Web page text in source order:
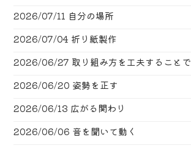
2026/07/11 自分の場所
2026/07/04 折り紙製作
2026/06/27 取り組み方を工夫することで
2026/06/20 姿勢を正す
2026/06/13 広がる関わり
2026/06/06 音を聞いて動く